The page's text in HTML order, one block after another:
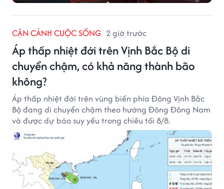
CẬN CẢNH CUỘC SỐNG 2 giờ trước
Áp thấp nhiệt đới trên Vịnh Bắc Bộ di
chuyển chậm, có khả năng thành bão
không?
Áp thấp nhiệt đới trên vùng biển phía Đông Vịnh Bắc
Bộ đang di chuyển chậm theo hướng Đông Đông Nam
và được dự báo suy yếu trong chiều tối 8/8.